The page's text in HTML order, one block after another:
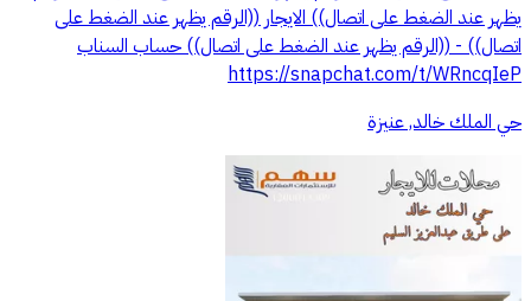
يظهر عند الضغط على اتصال)) الايجار ((الرقم يظهر عند الضغط على
اتصال)) - ((الرقم يظهر عند الضغط على اتصال)) حساب السناب
https://snapchat.com/t/WRncqIeP
حي الملك خالد, عنيزة